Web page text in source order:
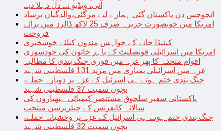
آئی، ویڈیو نے دل دہلا دیے
انجوجس دن پاکستان گئی ہمارے لیے مرگئی،والدگیان پرساد
امریکا میں خوبصورت جزیرہ صرف 25 لاکھ ڈالرز میں برائے
فروخت
کینیڈا جانے کے خواہش مندوں کیلئے خوشخبری
امریکا میں اسرائیلی قونصلیٹ کے باہر خاتون کی خودسوزی
اقوام متحدہ کا پھر غزہ میں فوری جنگ بندی کا مطالبہ
غزہ میں اسرائیلی بمباری میں مزید 131 فلسطینی شہید
جنگ بندی ختم ہوتے ہی اسرئیل کے غزہ پر دوبارہ حملے،
بچوں سمیت 37 فلسطینی شہید
پاکستانی سفیر سلجوق مستنصر کیمیائی ہتھیاروں کی
سالانہ کانفرنس کے چیئرپرسن منتخب
جنگ بندی ختم ہوتے ہی اسرائیل کے غزہ پر وحشیانہ حملے،
بچوں سمیت 32 فلسطینی شہید